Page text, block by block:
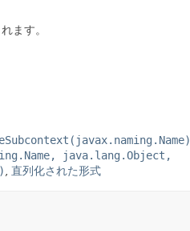
ます。
java.lang.Object,
直列化された形式